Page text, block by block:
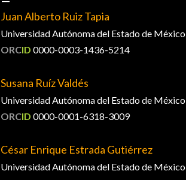
Juan Alberto Ruiz Tapia
Universidad Autónoma del Estado de México
ORCID 0000-0003-1436-5214
Susana Ruíz Valdés
Universidad Autónoma del Estado de México
ORCID 0000-0001-6318-3009
César Enrique Estrada Gutiérrez
Universidad Autónoma del Estado de México